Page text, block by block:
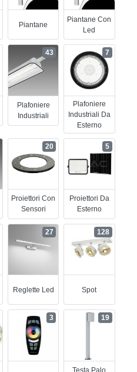
Piantane
Piantane Con
Led
Plafoniere
Industriali
43
Plafoniere
Industriali Da
Esterno
7
Proiettori Con
Sensori
20
Proiettori Da
Esterno
5
Reglette Led
27
Spot
128
3
Testa Palo
19